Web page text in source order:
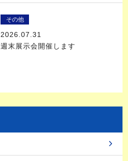
その他
2026.07.31
週末展示会開催します